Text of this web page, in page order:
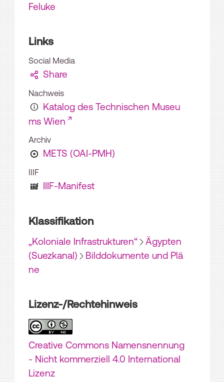
Feluke
Links
Social Media
Share
Nachweis
Katalog des Technischen Museu
ms Wien
Archiv
METS (OAI-PMH)
IIIF
IIIF-Manifest
Klassifikation
„Koloniale Infrastrukturen“
Ägypten
(Suezkanal)
Bilddokumente und Plä
ne
Lizenz-/Rechtehinweis
Creative Commons Namensnennung
- Nicht kommerziell 4.0 International
Lizenz